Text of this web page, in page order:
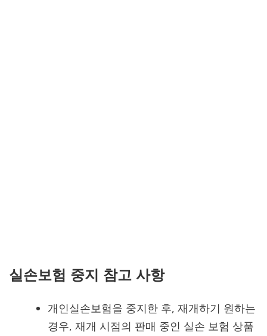
실손보험 중지 참고 사항
개인실손보험을 중지한 후, 재개하기 원하는
경우, 재개 시점의 판매 중인 실손 보험 상품